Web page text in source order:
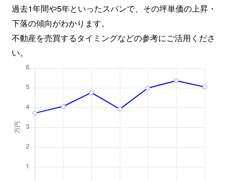
過去1年間や5年といったスパンで、その坪単価の上昇・
下落の傾向がわかります。
不動産を売買するタイミングなどの参考にご活用くださ
い。